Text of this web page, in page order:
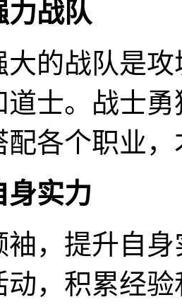
力战队
大的战队是
道士。战士
配各个职业
身实力
袖，提升自
动，积累经